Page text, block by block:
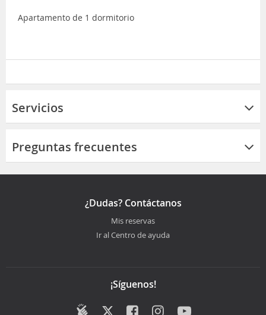
Apartamento de 1 dormitorio
Servicios
Preguntas frecuentes
¿Dudas? Contáctanos
Mis reservas
Ir al Centro de ayuda
¡Síguenos!